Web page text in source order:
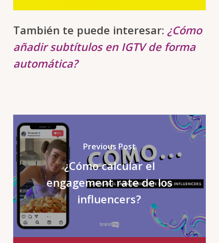
También te puede interesar: ¿Cómo
añadir subtítulos en IGTV de forma
automática?
Previous Post
¿Cómo calcular el
engagement rate de los
influencers?